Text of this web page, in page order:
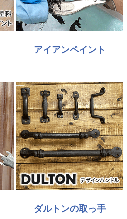
アイアンペイント
ダルトンの取っ手